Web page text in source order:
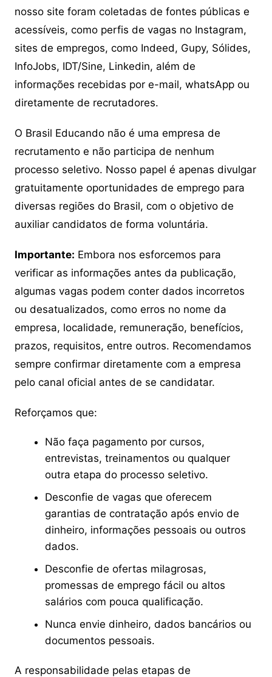
nosso site foram coletadas de fontes públicas e
acessíveis, como perfis de vagas no Instagram,
sites de empregos, como Indeed, Gupy, Sólides,
InfoJobs, IDT/Sine, Linkedin, além de
informações recebidas por e-mail, whatsApp ou
diretamente de recrutadores.
O Brasil Educando não é uma empresa de
recrutamento e não participa de nenhum
processo seletivo. Nosso papel é apenas divulgar
gratuitamente oportunidades de emprego para
diversas regiões do Brasil, com o objetivo de
auxiliar candidatos de forma voluntária.
Importante: Embora nos esforcemos para
verificar as informações antes da publicação,
algumas vagas podem conter dados incorretos
ou desatualizados, como erros no nome da
empresa, localidade, remuneração, benefícios,
prazos, requisitos, entre outros. Recomendamos
sempre confirmar diretamente com a empresa
pelo canal oficial antes de se candidatar.
Reforçamos que:
Não faça pagamento por cursos,
entrevistas, treinamentos ou qualquer
outra etapa do processo seletivo.
Desconfie de vagas que oferecem
garantias de contratação após envio de
dinheiro, informações pessoais ou outros
dados.
Desconfie de ofertas milagrosas,
promessas de emprego fácil ou altos
salários com pouca qualificação.
Nunca envie dinheiro, dados bancários ou
documentos pessoais.
A responsabilidade pelas etapas de